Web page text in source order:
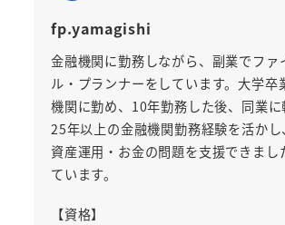
fp.yamagishi
金融機関に勤務しながら、副業でファ
ル・プランナーをしています。大学卒
機関に勤め、10年勤務した後、同業に
25年以上の金融機関勤務経験を活かし
資産運用・お金の問題を支援できまし
ています。
【資格】